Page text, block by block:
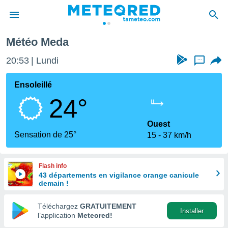
de
en
Météo Meda
20:53 Lundi ...
Ensoleillé
24°
Sensation de 25°
Ouest
15
37 km/h
Flash info
43 départements en vigilance orange canicule
demain !
Téléchargez GRATUITEMENT
l’application Meteored!
Installer